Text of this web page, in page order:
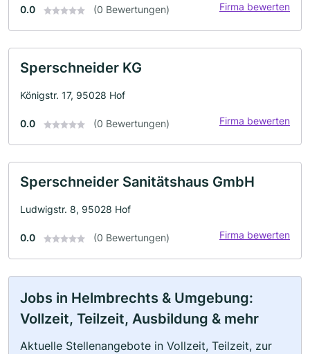
0.0 (0 Bewertungen) Firma bewerten
Sperschneider KG
Königstr. 17, 95028 Hof
0.0 (0 Bewertungen) Firma bewerten
Sperschneider Sanitätshaus GmbH
Ludwigstr. 8, 95028 Hof
0.0 (0 Bewertungen) Firma bewerten
Jobs in Helmbrechts & Umgebung:
Vollzeit, Teilzeit, Ausbildung & mehr
Aktuelle Stellenangebote in Vollzeit, Teilzeit, zur